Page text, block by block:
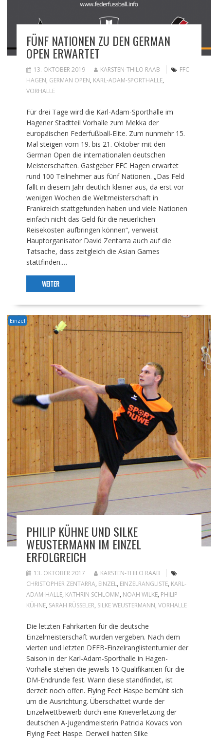
FÜNF NATIONEN ZU DEN GERMAN
OPEN ERWARTET
13. OKTOBER 2019 KARSTEN-THILO RAAB
FFC
HAGEN, GERMAN OPEN, KARL-ADAM-SPORTHALLE,
VORHALLE
Für drei Tage wird die Karl-Adam-Sporthalle im
Hagener Stadtteil Vorhalle zum Mekka der
europäischen Federfußball-Elite. Zum nunmehr 15.
Mal steigen vom 19. bis 21. Oktober mit den
German Open die internationalen deutschen
Meisterschaften. Gastgeber FFC Hagen erwartet
rund 100 Teilnehmer aus fünf Nationen. „Das Feld
fällt in diesem Jahr deutlich kleiner aus, da erst vor
wenigen Wochen die Weltmeisterschaft in
Frankreich stattgefunden haben und viele Nationen
einfach nicht das Geld für die neuerlichen
Reisekosten aufbringen können“, verweist
Hauptorganisator David Zentarra auch auf die
Tatsache, dass zeitgleich die Asian Games
stattfinden.…
WEITER
Einzel
PHILIP KÜHNE UND SILKE
WEUSTERMANN IM EINZEL
ERFOLGREICH
13. OKTOBER 2017
KARSTEN-THILO RAAB
CHRISTOPHER ZENTARRA, EINZEL, EINZELRANGLISTE, KARL-
ADAM-HALLE, KATHRIN SCHLOMM, NOAH WILKE, PHILIP
KÜHNE, SARAH RÜSSELER, SILKE WEUSTERMANN, VORHALLE
Die letzten Fahrkarten für die deutsche
Einzelmeisterschaft wurden vergeben. Nach dem
vierten und letzten DFFB-Einzelranglistenturnier der
Saison in der Karl-Adam-Sporthalle in Hagen-
Vorhalle stehen die jeweils 16 Qualifikanten für die
DM-Endrunde fest. Wann diese standfindet, ist
derzeit noch offen. Flying Feet Haspe bemüht sich
um die Ausrichtung. Überschattet wurde der
Einzelwettbewerb durch eine Knieverletzung der
deutschen A-Jugendmeisterin Patricia Kovacs von
Flying Feet Haspe. Derweil hatten Silke